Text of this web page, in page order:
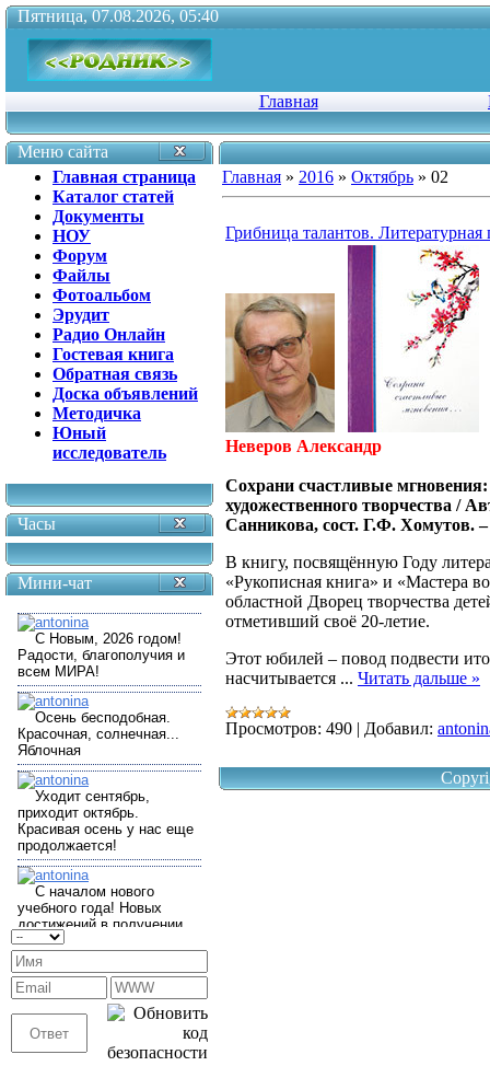
Пятница, 07.08.2026, 05:40
Главная
Меню сайта
Главная страница
Каталог статей
Документы
НОУ
Форум
Файлы
Фотоальбом
Эрудит
Радио Онлайн
Гостевая книга
Обратная связь
Доска объявлений
Методичка
Юный
исследователь
Часы
Мини-чат
Главная » 2016 » Октябрь » 02
Грибница талантов. Литературная
Неверов Александр
Сохрани счастливые
художественного творчества /
Санникова, сост. Г.Ф. Хомутов.
В книгу, посвящённую Году
«Рукописная книга» и «Мастера
областной Дворец творчества
отметивший своё 20-летие.
Этот юбилей – повод подвести
насчитывается ... Читать дальше »
Просмотров: 490 | Добавил: